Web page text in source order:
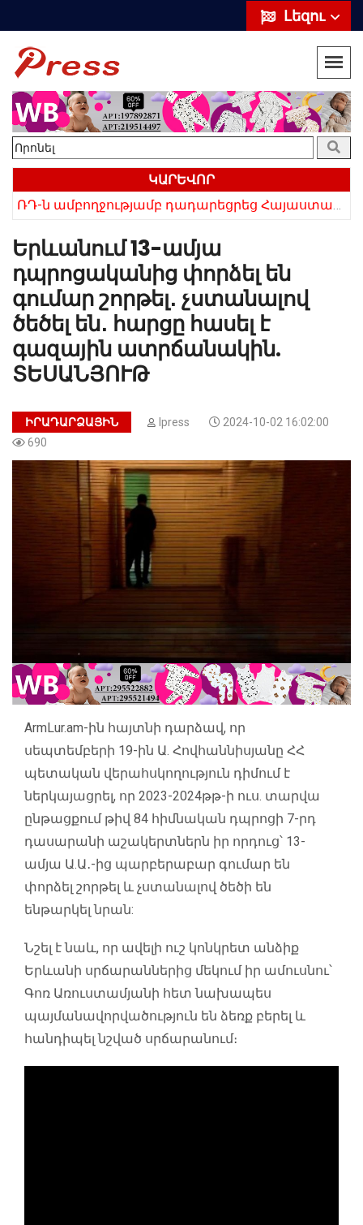
Լեզու
ԿԱՐԵՎՈՐ
Երևանում 13-ամյա
դպրոցականից փորձել են
գումար շորթել․ չստանալով
ծեծել են․ հարցը հասել է
գազային ատրճանակին.
ՏԵՍԱՆՅՈՒԹ
ԻՐԱԴԱՐՁԱՅԻՆ Ipress
2024-10-02 16:02:00
690
ArmLur.am-ին հայտնի դարձավ, որ
սեպտեմբերի 19-ին Ա. Հովհաննիսյանը ՀՀ
պետական վերահսկողություն դիմում է
ներկայացրել, որ 2023-2024թթ-ի ուս. տարվա
ընթացքում թիվ 84 հիմնական դպրոցի 7-րդ
դասարանի աշակերտներն իր որդուց՝ 13-
ամյա Ա.Ա․-ից պարբերաբար գումար են
փորձել շորթել և չստանալով ծեծի են
ենթարկել նրան:
Նշել է նաև, որ ավելի ուշ կոնկրետ անձիք
Երևանի սրճարաններից մեկում իր ամուսնու՝
Գոռ Առուստամյանի հետ նախապես
պայմանավորվածություն են ձեռք բերել և
հանդիպել նշված սրճարանում։